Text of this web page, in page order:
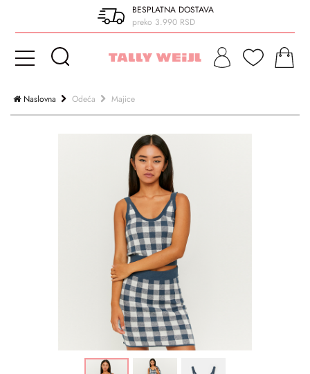
BESPLATNA DOSTAVA
preko 3.990 RSD
Naslovna Odeća Majice